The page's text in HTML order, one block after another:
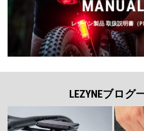
MANUAL
レザイン製品 取扱説明書（
LEZYNEブログ